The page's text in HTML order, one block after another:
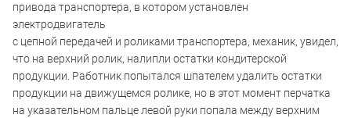
привода транспортера, в котором установлен
электродвигатель
с цепной передачей и роликами транспортера, механик, увидел,
что на верхний ролик, налипли остатки кондитерской
продукции. Работник попытался шпателем удалить остатки
продукции на движущемся ролике, но в этот момент перчатка
на указательном пальце левой руки попала между верхним